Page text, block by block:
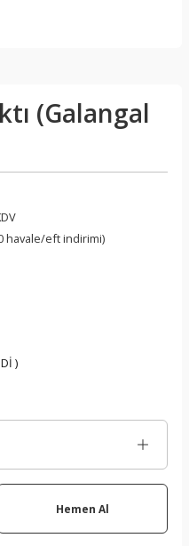
(Galangal
havale/eft indirimi)
)
Hemen Al